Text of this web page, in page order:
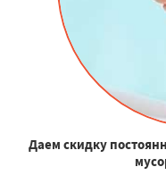
Даем скидку